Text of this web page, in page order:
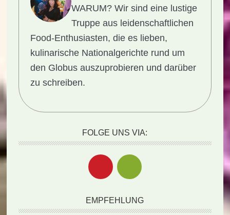
WARUM? Wir sind eine lustige
Truppe aus leidenschaftlichen
Food-Enthusiasten, die es lieben,
kulinarische Nationalgerichte rund um
den Globus auszuprobieren und darüber
zu schreiben.
FOLGE UNS VIA:
EMPFEHLUNG